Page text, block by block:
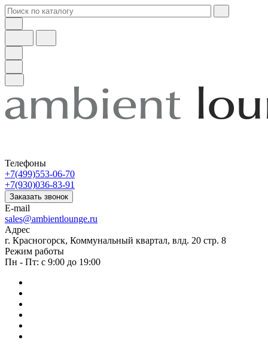
Телефоны
+7(499)553-06-70
+7(930)036-83-91
Заказать звонок
E-mail
sales@ambientlounge.ru
Адрес
г. Красногорск, Коммунальный квартал, влд. 20 стр. 8
Режим работы
Пн - Пт: с 9:00 до 19:00